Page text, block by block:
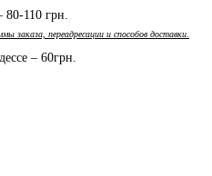
110 грн.
заказа, переадресации и способов доставки.
– 60грн.